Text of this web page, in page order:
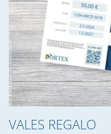
VALES REGALO